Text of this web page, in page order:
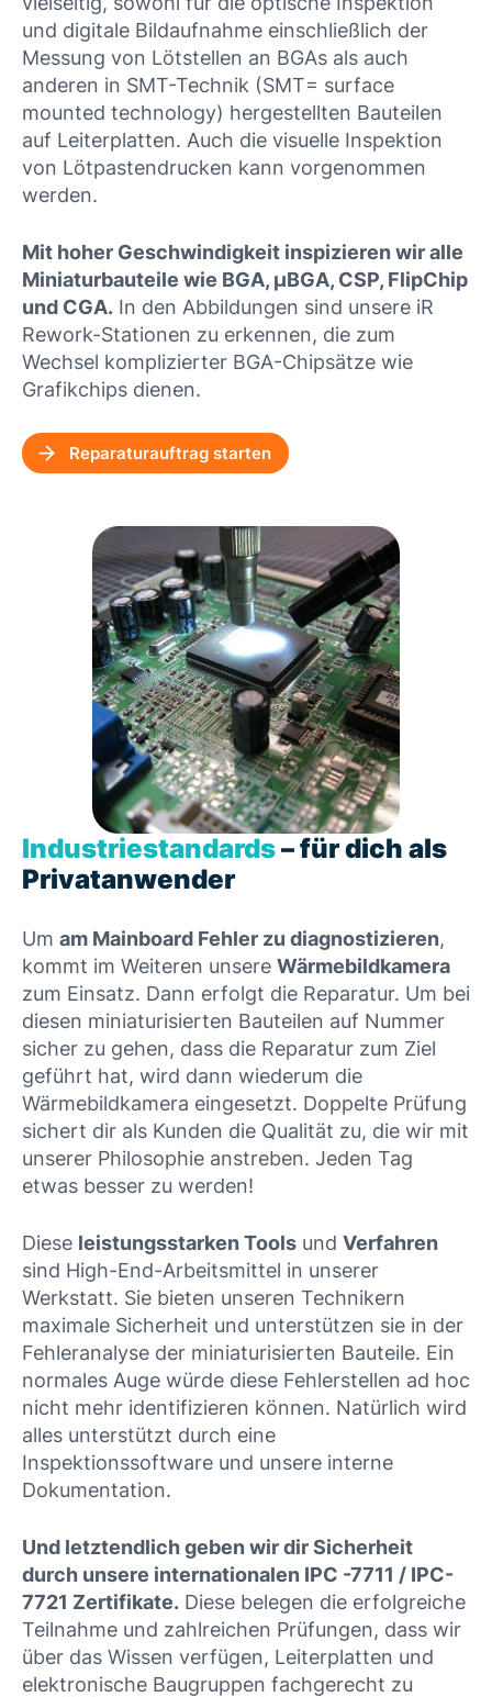
und digitale Bildaufnahme einschließlich der
Messung von Lötstellen an BGAs als auch
anderen in SMT-Technik (SMT= surface
mounted technology) hergestellten Bauteilen
auf Leiterplatten. Auch die visuelle Inspektion
von Lötpastendrucken kann vorgenommen
werden.
Mit hoher Geschwindigkeit inspizieren wir alle
Miniaturbauteile wie BGA, µBGA, CSP, FlipChip
und CGA. In den Abbildungen sind unsere iR
Rework-Stationen zu erkennen, die zum
Wechsel komplizierter BGA-Chipsätze wie
Grafikchips dienen.
Reparaturauftrag starten
Industriestandards– für dich als
Privatanwender
Um am Mainboard Fehler zu diagnostizieren,
kommt im Weiteren unsere Wärmebildkamera
zum Einsatz. Dann erfolgt die Reparatur. Um bei
diesen miniaturisierten Bauteilen auf Nummer
sicher zu gehen, dass die Reparatur zum Ziel
geführt hat, wird dann wiederum die
Wärmebildkamera eingesetzt. Doppelte Prüfung
sichert dir als Kunden die Qualität zu, die wir mit
unserer Philosophie anstreben. Jeden Tag
etwas besser zu werden!
Diese leistungsstarken Tools und Verfahren
sind High-End-Arbeitsmittel in unserer
Werkstatt. Sie bieten unseren Technikern
maximale Sicherheit und unterstützen sie in der
Fehleranalyse der miniaturisierten Bauteile. Ein
normales Auge würde diese Fehlerstellen ad hoc
nicht mehr identifizieren können. Natürlich wird
alles unterstützt durch eine
Inspektionssoftware und unsere interne
Dokumentation.
Und letztendlich geben wir dir Sicherheit
durch unsere internationalen IPC -7711 / IPC-
7721 Zertifikate. Diese belegen die erfolgreiche
Teilnahme und zahlreichen Prüfungen, dass wir
über das Wissen verfügen, Leiterplatten und
elektronische Baugruppen fachgerecht zu